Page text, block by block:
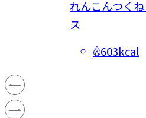
れんこんつく
ス
603kcal